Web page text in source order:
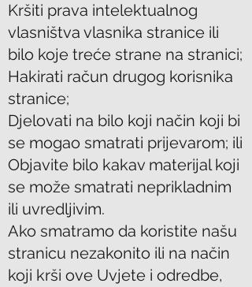
Kršiti prava intelektualnog
vlasništva vlasnika stranice ili
bilo koje treće strane na stranici;
Hakirati račun drugog korisnika
stranice;
Djelovati na bilo koji način koji bi
se mogao smatrati prijevarom; ili
Objavite bilo kakav materijal koji
se može smatrati neprikladnim
ili uvredljivim.
Ako smatramo da koristite našu
stranicu nezakonito ili na način
koji krši ove Uvjete i odredbe,